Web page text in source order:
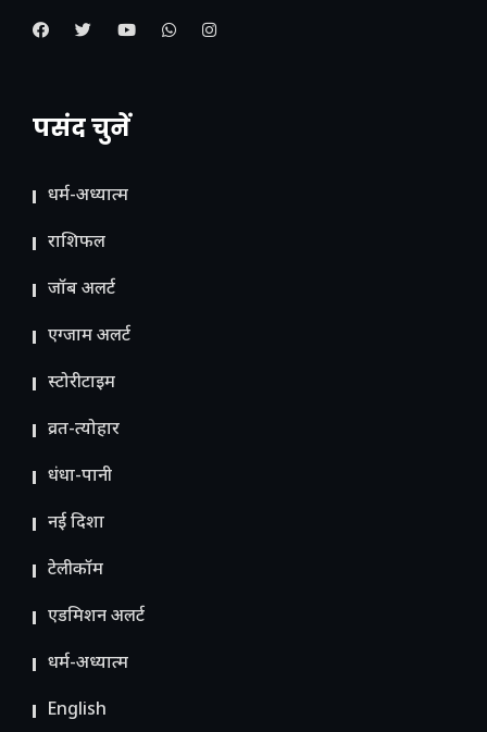
पसंद चुनें
धर्म-अध्यात्म
राशिफल
जॉब अलर्ट
एग्जाम अलर्ट
स्टोरीटाइम
व्रत-त्योहार
धंधा-पानी
नई दिशा
टेलीकॉम
ए​डमिशन अलर्ट
धर्म-अध्यात्म
English